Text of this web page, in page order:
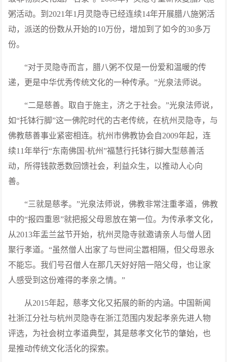
粥活动。到2021年1月灵隐寺已经连续14年开展腊八施粥活
动，派送的份数从开始的10万份，增加到了如今的30多万
份。
“对于灵隐寺而言，腊八粥不仅是一份爱和温暖的传
递，更是中华优秀传统文化的一种传承。”光泉法师说。
“二是慈善。取自于施主，济之于社会。”光泉法师说，
如“托钵行脚”这一佛陀时代的古老传统，在杭州灵隐寺，与
佛教慈善事业紧密相连。杭州市佛教协会自2009年起，连
续11年举行“东南佛国·杭州”福慧行托钵行脚大型慈善活
动，所得钱款悉数回馈社会，利益众生，以推动人心向
善。
“三就是慈孝。”光泉法师说，佛教非常注重孝道，佛教
中的“报四重恩”就把报父母恩放在第一位。为传承孝文化，
从2013年盂兰盆节开始，杭州灵隐寺就邀请亲人与僧人团
聚行孝道。“虽然僧人出家了与世间尘嚣相隔，但父母恩永
不能忘。我们号召僧人在那几天好好陪一陪父母，也让家
人感受到这份难得的孝亲之情。”
从2015年起，慈孝文化又拓展的新的内涵。中国新闻
社浙江分社与杭州灵隐寺在浙江范围内发起孝亲先进人物
评选，为社会树立孝道典型，其是慈孝文化节的肇始，也
是推动传统文化活化的探索。